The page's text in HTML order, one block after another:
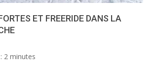
ET FREERIDE DANS LA
2 minutes